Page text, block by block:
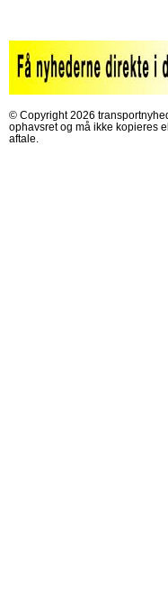
© Copyright 2026
ophavsret og må ikke kopieres
aftale.